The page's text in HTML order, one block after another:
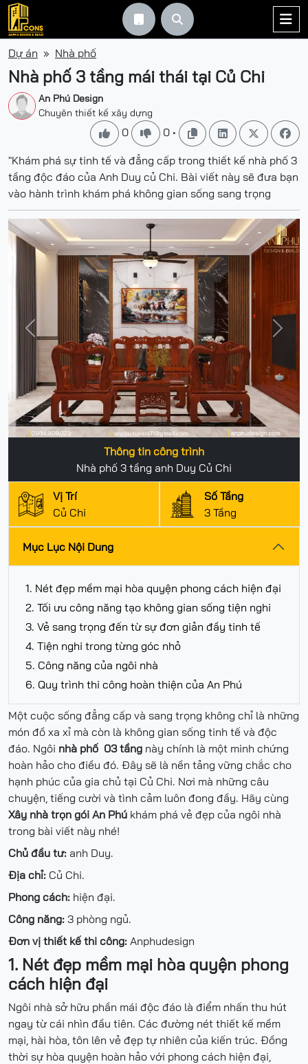


Dự án Nhà phố
Nhà phố 3 tầng mái thái tại Củ Chi
An Phú Design
Chuyên thiết kế xây dựng
 0  0 •    
"Khám phá sự tinh tế và đẳng cấp trong thiết kế nhà phố 3
tầng độc đáo của Anh Duy củ Chi. Bài viết này sẽ đưa bạn
vào hành trình khám phá không gian sống sang trọng
Previous Next
Thông tin công trình
Nhà phố 3 tầng anh Duy Củ Chi
Vị Trí
Củ Chi
Số Tầng
3 Tầng
Mục Lục Nội Dung
1. Nét đẹp mềm mại hòa quyện phong cách hiện đại
2. Tối ưu công năng tạo không gian sống tiện nghi
3. Vẻ sang trọng đến từ sự đơn giản đầy tinh tế
4. Tiện nghi trong từng góc nhỏ
5. Công năng của ngôi nhà
6. Quy trình thi công hoàn thiện của An Phú
Một cuộc sống đẳng cấp và sang trọng không chỉ là những
món đồ xa xỉ mà còn là không gian sống tinh tế và độc
đáo. Ngôi nhà phố 03 tầng này chính là một minh chứng
hoàn hảo cho điều đó. Đây sẽ là nền tảng vững chắc cho
hạnh phúc của gia chủ tại Củ Chi. Nơi mà những câu
chuyện, tiếng cười và tình cảm luôn đong đầy. Hãy cùng
Xây nhà trọn gói An Phú khám phá vẻ đẹp của ngôi nhà
trong bài viết này nhé!
Chủ đầu tư: anh Duy.
Địa chỉ: Củ Chi.
Phong cách: hiện đại.
Công năng: 3 phòng ngủ.
Đơn vị thiết kế thi công: Anphudesign
1. Nét đẹp mềm mại hòa quyện phong
cách hiện đại
Ngôi nhà sở hữu phần mái độc đáo là điểm nhấn thu hút
ngay từ cái nhìn đầu tiên. Các đường nét thiết kế mềm
mại, hài hòa, tôn lên vẻ đẹp tự nhiên của kiến trúc. Đồng
thời sự hòa quyện hoàn hảo với phong cách hiện đại,